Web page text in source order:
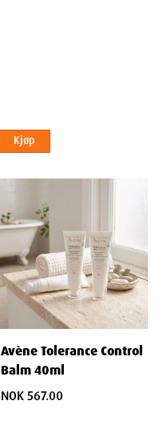
Kjøp
Avène Tolerance Control
Balm 40ml
NOK 567.00